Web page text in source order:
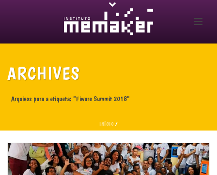
ARCHIVES
Arquivos para a etiqueta: "Fiware Summit 2018"
INÍCIO /